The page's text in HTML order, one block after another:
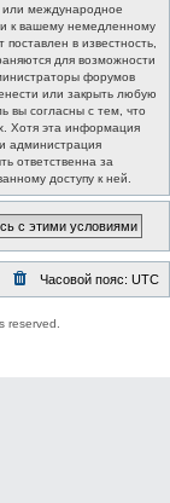
или международное
к вашему немедленному
в известность,
для возможности
форумов
или закрыть любую
вы согласны с тем, что
Хотя эта информация
администрация
ответственна за
доступу к ней.
Часовой пояс: UTC
reserved.